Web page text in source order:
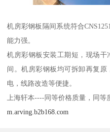
机房彩钢板隔间系统符合
能力强。
机房彩钢板安装工期短，现场
间。机房彩钢板均可拆卸再复
电，线路改造等便捷。
上海轩本----同等价格质量，同等
m.arving.b2b168.com